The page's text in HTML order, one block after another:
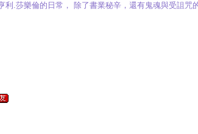
利.莎樂倫的日常， 除了書業秘辛，還有鬼魂與受詛咒